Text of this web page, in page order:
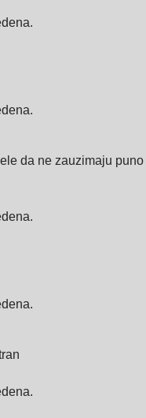
da ne zauzimaju puno